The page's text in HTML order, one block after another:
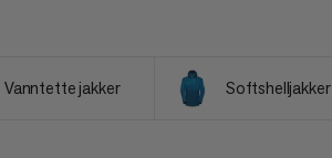
Vanntette jakker Softshelljakker